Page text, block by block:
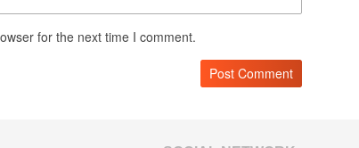
for the next time I comment.